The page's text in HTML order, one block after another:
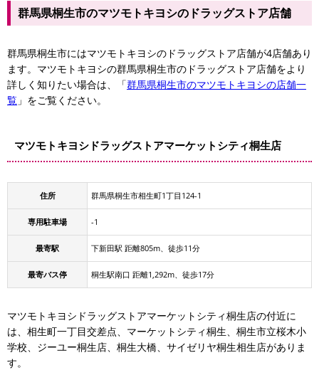
群馬県桐生市のマツモトキヨシのドラッグストア店舗
群馬県桐生市にはマツモトキヨシのドラッグストア店舗が4店舗あり
ます。マツモトキヨシの群馬県桐生市のドラッグストア店舗をより
詳しく知りたい場合は、「群馬県桐生市のマツモトキヨシの店舗一
覧 」をご覧ください。
マツモトキヨシドラッグストアマーケットシティ桐生店
住所 群馬県桐生市相生町1丁目124-1
専用駐車場 -1
最寄駅 下新田駅 距離805m、徒歩11分
最寄バス停 桐生駅南口 距離1,292m、徒歩17分
マツモトキヨシドラッグストアマーケットシティ桐生店の付近に
は、相生町一丁目交差点、マーケットシティ桐生、桐生市立桜木小
学校、ジーユー桐生店、桐生大橋、サイゼリヤ桐生相生店がありま
す。